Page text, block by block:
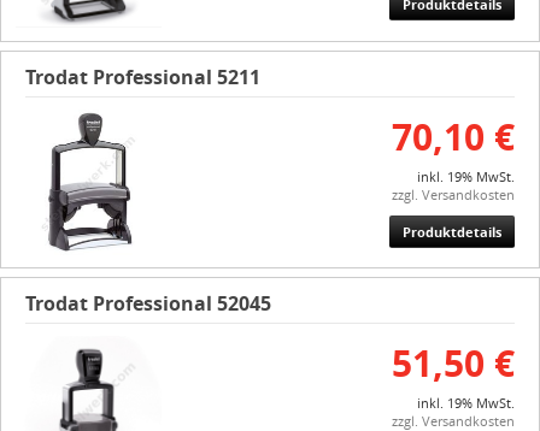
Produktdetails
Trodat Professional 5211
70,10 €
inkl. 19% MwSt.
zzgl. Versandkosten
Produktdetails
Trodat Professional 52045
51,50 €
inkl. 19% MwSt.
zzgl. Versandkosten